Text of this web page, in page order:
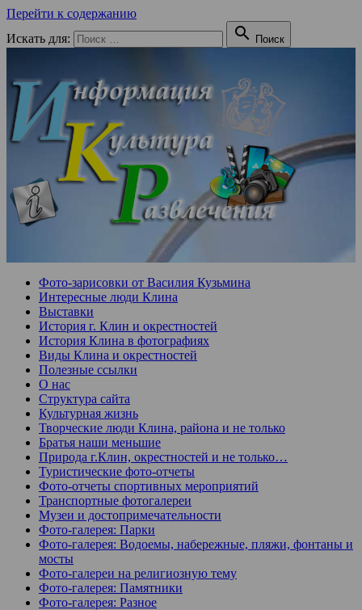
Перейти к содержанию
Искать для:
 Поиск
Фото-зарисовки от Василия Кузьмина
Интересные люди Клина
Выставки
История г. Клин и окрестностей
История Клина в фотографиях
Виды Клина и окрестностей
Полезные ссылки
О нас
Структура сайта
Культурная жизнь
Творческие люди Клина, района и не только
Братья наши меньшие
Природа г.Клин, окрестностей и не только…
Туристические фото-отчеты
Фото-отчеты спортивных мероприятий
Транспортные фотогалереи
Музеи и достопримечательности
Фото-галерея: Парки
Фото-галерея: Водоемы, набережные, пляжи, фонтаны и
мосты
Фото-галереи на религиозную тему
Фото-галерея: Памятники
Фото-галерея: Разное